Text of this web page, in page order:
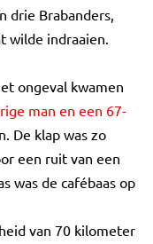
drie Brabanders,
wilde indraaien.
ongeval kwamen
man en een 67-
De klap was zo
een ruit van een
was de cafébaas op
van 70 kilometer